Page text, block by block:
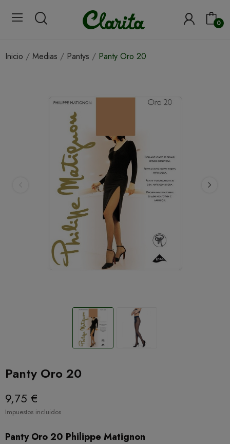
0
Inicio Medias Pantys Panty Oro 20
Panty Oro 20
9,75 €
Impuestos incluidos
Panty Oro 20 Philippe Matignon